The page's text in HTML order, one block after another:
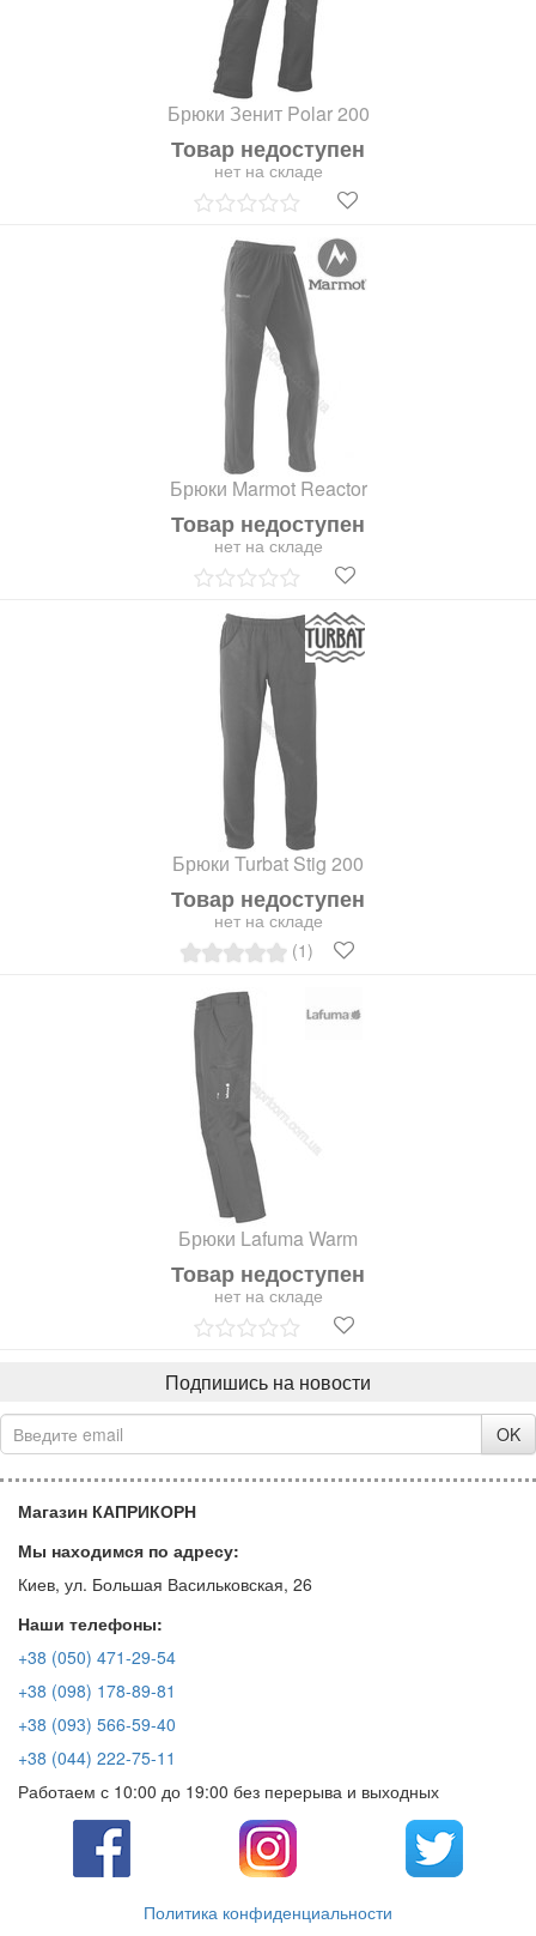
Брюки Зенит Polar 200
Товар недоступен
нет на складе
Брюки Marmot Reactor
Товар недоступен
нет на складе
Брюки Turbat Stig 200
Товар недоступен
нет на складе
(1)
Брюки Lafuma Warm
Товар недоступен
нет на складе
Подпишись на новости
OK
Магазин КАПРИКОРН
Мы находимся по адресу:
Киев, ул. Большая Васильковская, 26
Наши телефоны:
+38 (050) 471-29-54
+38 (098) 178-89-81
+38 (093) 566-59-40
+38 (044) 222-75-11
Работаем с 10:00 до 19:00 без перерыва и выходных
Политика конфиденциальности